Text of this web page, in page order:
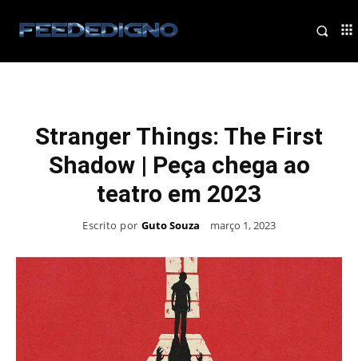
Stranger Things: The First
Shadow | Peça chega ao
teatro em 2023
Escrito por Guto Souza março 1, 2023